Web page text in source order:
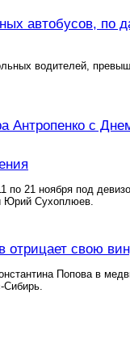
автобусов,
водителей,
Антропенко с
по 21 ноября под
Юрий Сухоплюев.
отрицает свою
Попова в
Сибирь.